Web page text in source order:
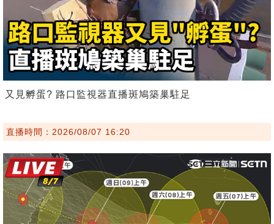
又見孵蛋? 路口監視器直播斑鳩築巢駐足
直播時間：2026/08/07 16:20